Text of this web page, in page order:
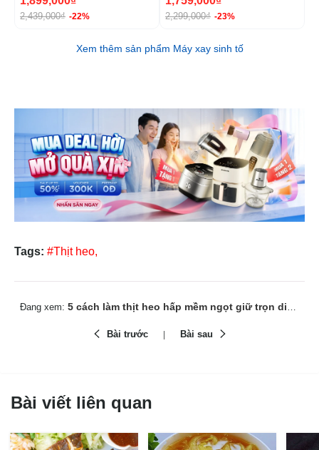
2,439,000₫ -22% 2,299,000₫ -23%
Xem thêm sản phẩm Máy xay sinh tố
Tags: #Thịt heo,
Đang xem: 5 cách làm thịt heo hấp mềm ngọt giữ trọn dinh dưỡng
Bài trước Bài sau
Bài viết liên quan